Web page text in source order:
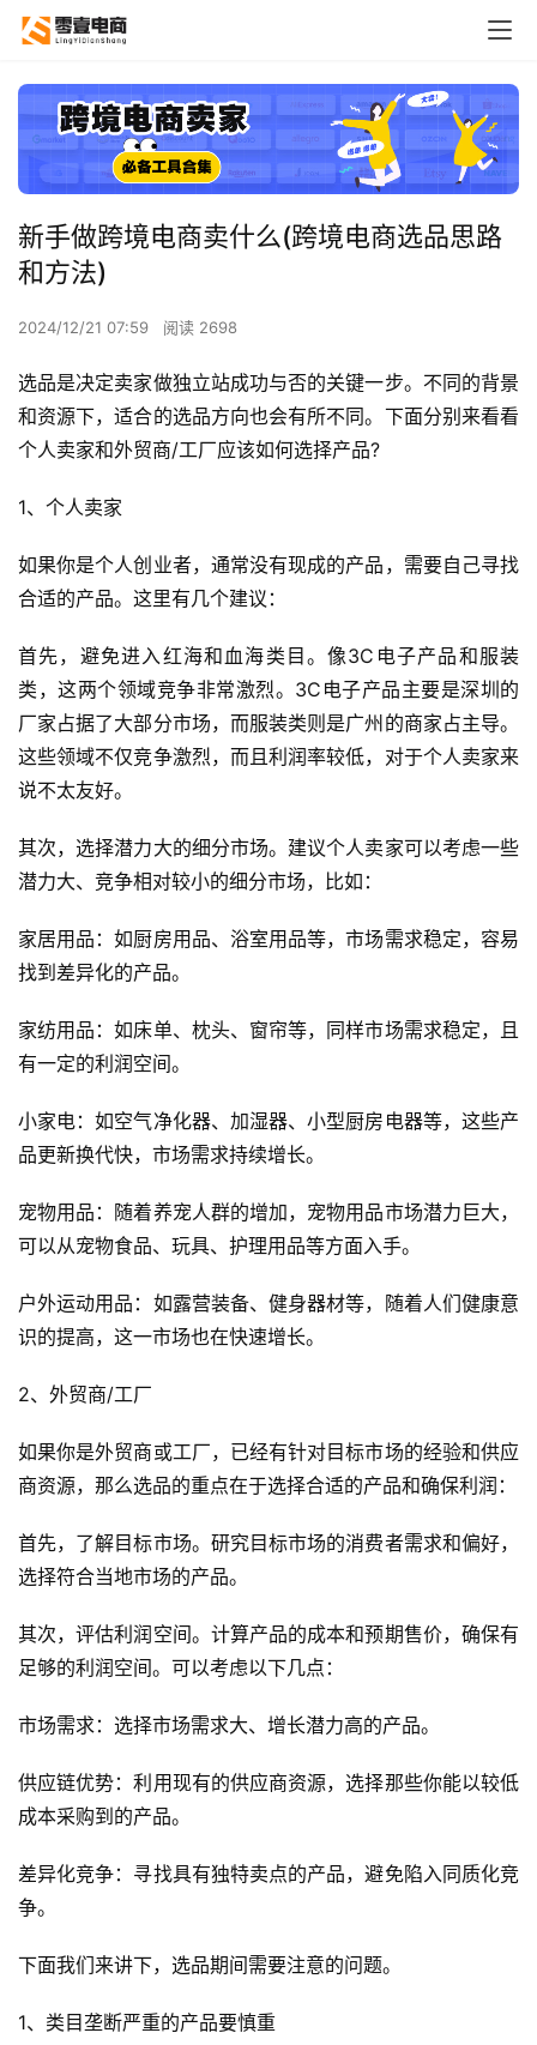
新手做跨境电商卖什么(跨境电商选品思路
和方法)
2024/12/21 07:59 阅读 2698
选品是决定卖家做独立站成功与否的关键一步。不同的背景
和资源下，适合的选品方向也会有所不同。下面分别来看看
个人卖家和外贸商/工厂应该如何选择产品?
1、个人卖家
如果你是个人创业者，通常没有现成的产品，需要自己寻找
合适的产品。这里有几个建议：
首先，避免进入红海和血海类目。像3C电子产品和服装
类，这两个领域竞争非常激烈。3C电子产品主要是深圳的
厂家占据了大部分市场，而服装类则是广州的商家占主导。
这些领域不仅竞争激烈，而且利润率较低，对于个人卖家来
说不太友好。
其次，选择潜力大的细分市场。建议个人卖家可以考虑一些
潜力大、竞争相对较小的细分市场，比如：
家居用品：如厨房用品、浴室用品等，市场需求稳定，容易
找到差异化的产品。
家纺用品：如床单、枕头、窗帘等，同样市场需求稳定，且
有一定的利润空间。
小家电：如空气净化器、加湿器、小型厨房电器等，这些产
品更新换代快，市场需求持续增长。
宠物用品：随着养宠人群的增加，宠物用品市场潜力巨大，
可以从宠物食品、玩具、护理用品等方面入手。
户外运动用品：如露营装备、健身器材等，随着人们健康意
识的提高，这一市场也在快速增长。
2、外贸商/工厂
如果你是外贸商或工厂，已经有针对目标市场的经验和供应
商资源，那么选品的重点在于选择合适的产品和确保利润：
首先，了解目标市场。研究目标市场的消费者需求和偏好，
选择符合当地市场的产品。
其次，评估利润空间。计算产品的成本和预期售价，确保有
足够的利润空间。可以考虑以下几点：
市场需求：选择市场需求大、增长潜力高的产品。
供应链优势：利用现有的供应商资源，选择那些你能以较低
成本采购到的产品。
差异化竞争：寻找具有独特卖点的产品，避免陷入同质化竞
争。
下面我们来讲下，选品期间需要注意的问题。
1、类目垄断严重的产品要慎重